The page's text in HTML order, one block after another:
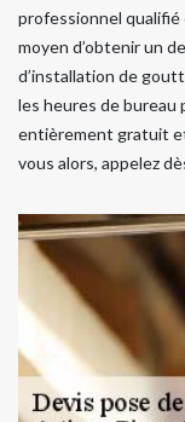
professionnel qualifié
moyen d’obtenir un
d’installation de
les heures de bureau
entièrement gratuit
vous alors, appelez